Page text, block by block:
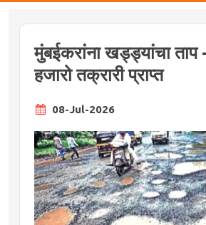
मुंबईकरांना खड्ड्यांचा ताप
हजारो तक्रारी प्राप्त
08-Jul-2026